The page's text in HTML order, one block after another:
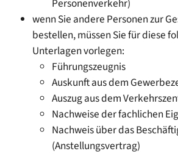
Personenverkehr)
wenn Sie andere Personen zur
bestellen, müssen Sie für diese
Unterlagen vorlegen:
Führungszeugnis
Auskunft aus dem
Auszug aus dem
Nachweise der fachlichen
Nachweis über das
(Anstellungsvertrag)